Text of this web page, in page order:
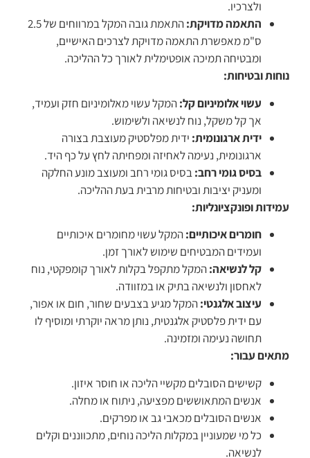
ולצרכיו.
התאמה מדויקת:
התאמת גובה המקל במרווחים של 2.5
ס"מ מאפשרת התאמה מדויקת לצרכים האישיים,
ומבטיחה תמיכה אופטימלית לאורך כל ההליכה.
נוחות ובטיחות:
עשוי אלומיניום קל:המקל עשוי מאלומיניום חזק ועמיד,
אך קל משקל, נוח לנשיאה ולשימוש.
ידית ארגונומית: ידית מפלסטיק מעוצבת בצורה
ארגונומית, נעימה לאחיזה ומפחיתה לחץ על כף היד.
בסיס גומי רחב:בסיס גומי רחב ומעוצב מונע החלקה
ומעניק יציבות ובטיחות מרבית בעת ההליכה.
עמידות ופונקציונליות:
חומרים איכותיים:המקל עשוי מחומרים איכותיים
ועמידים המבטיחים שימוש לאורך זמן.
קל לנשיאה:המקל מתקפל בקלות לאורך קומפקטי, נוח
לאחסון ולנשיאה בתיק או במזוודה.
עיצוב אלגנטי:המקל מגיע בצבעים שחור, חום או אפור,
עם ידית פלסטיק אלגנטית, נותן מראה יוקרתי ומוסיף לו
תחושה נעימה ומזמינה.
מתאים עבור:
קשישים הסובלים מקשיי הליכה או חוסר איזון.
אנשים המתאוששים מפציעה, ניתוח או מחלה.
אנשים הסובלים מכאבי גב או מפרקים.
כל מי שמעוניין במקלות הליכה נוחים, מתכווננים וקלים
לנשיאה.